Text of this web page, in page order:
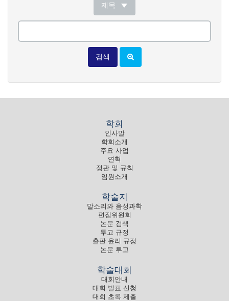
제목
검색
학회
인사말
학회소개
주요 사업
연혁
정관 및 규칙
임원소개
학술지
말소리와 음성과학
편집위원회
논문 검색
투고 규정
출판 윤리 규정
논문 투고
학술대회
대회안내
대회 발표 신청
대회 초록 제출